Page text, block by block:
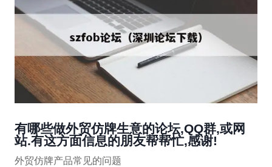
有哪些做外贸仿牌生意的论坛,QQ群,或网
站.有这方面信息的朋友帮帮忙,感谢!
外贸仿牌产品常见的问题